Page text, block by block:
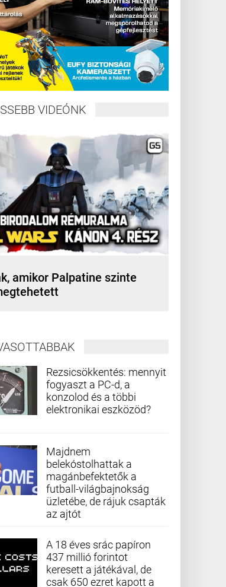
VIDEÓNK
amikor Palpatine szinte
Rezsicsökkentés: mennyit
fogyaszt a PC-d, a
konzolod és a többi
elektronikai eszközöd?
Majdnem
belekóstolhattak a
magánbefektetők a
futball-világbajnokság
üzletébe, de rájuk csapták
az ajtót
A 18 éves srác papíron
437 millió forintot
keresett a játékával, de
csak 650 ezret kapott a